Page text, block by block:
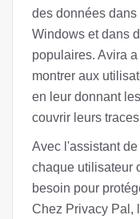
des données
Windows et dans
populaires. Avira
montrer aux
en leur donnant
couvrir leurs
Avec l'assistant
chaque utilisateur
besoin pour
Chez Privacy Pal,